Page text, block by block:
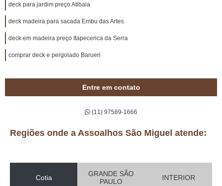
deck para jardim preço Atibaia
deck madeira para sacada Embu das Artes
deck em madeira preço Itapecerica da Serra
comprar deck e pergolado Barueri
Entre em contato
(11) 97589-1666
Regiões onde a Assoalhos São Miguel atende:
Cotia
GRANDE SÃO
PAULO
INTERIOR